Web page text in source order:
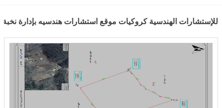
للإستشارات الهندسية كروكيات موقع استشارات هندسيه بإدارة